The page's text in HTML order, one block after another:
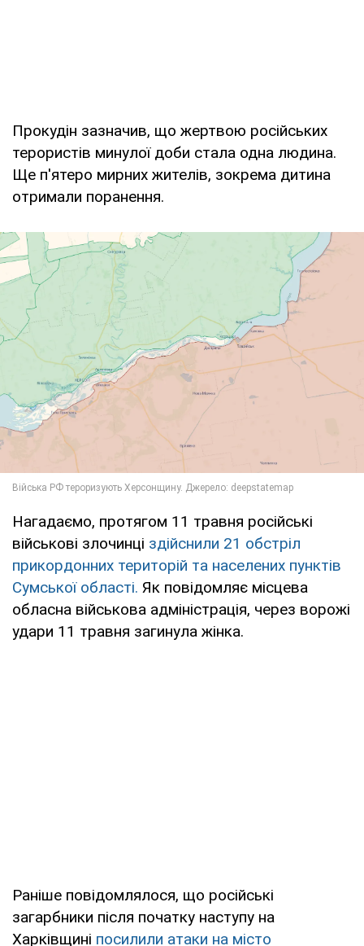
Прокудін зазначив, що жертвою російських
терористів минулої доби стала одна людина.
Ще п'ятеро мирних жителів, зокрема дитина
отримали поранення.
Нагадаємо, протягом 11 травня російські
військові злочинці здійснили 21 обстріл
прикордонних територій та населених пунктів
Сумської області. Як повідомляє місцева
обласна військова адміністрація, через ворожі
удари 11 травня загинула жінка.
Раніше повідомлялося, що російські
загарбники після початку наступу на
Харківщині посилили атаки на місто